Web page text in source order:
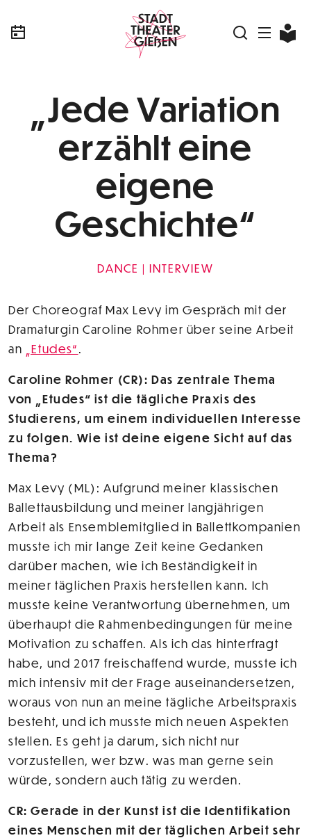
„Jede Variation
erzählt eine
eigene
Geschichte“
DANCE INTERVIEW
Der Choreograf Max Levy im Gespräch mit der
Dramaturgin Caroline Rohmer über seine Arbeit
an
„Etudes“.
Caroline Rohmer (CR): Das zentrale Thema
von „Etudes“ ist die tägliche Praxis des
Studierens, um einem individuellen Interesse
zu folgen. Wie ist deine eigene Sicht auf das
Thema?
Max Levy (ML): Aufgrund meiner klassischen
Ballettausbildung und meiner langjährigen
Arbeit als Ensemblemitglied in Ballettkompanien
musste ich mir lange Zeit keine Gedanken
darüber machen, wie ich Beständigkeit in
meiner täglichen Praxis herstellen kann. Ich
musste keine Verantwortung übernehmen, um
überhaupt die Rahmenbedingungen für meine
Motivation zu schaffen. Als ich das hinterfragt
habe, und 2017 freischaffend wurde, musste ich
mich intensiv mit der Frage auseinandersetzen,
woraus von nun an meine tägliche Arbeitspraxis
besteht, und ich musste mich neuen Aspekten
stellen. Es geht ja darum, sich nicht nur
vorzustellen, wer bzw. was man gerne sein
würde, sondern auch tätig zu werden.
CR: Gerade in der Kunst ist die Identifikation
eines Menschen mit der täglichen Arbeit sehr